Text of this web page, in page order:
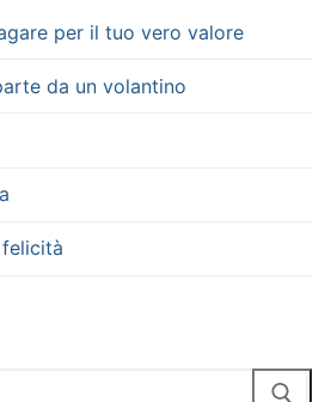
per il tuo vero valore
da un volantino